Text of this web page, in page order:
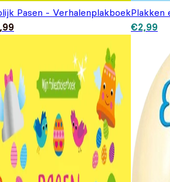
Pasen - VerhalenplakboekPlakken
€3,99.
€2,99